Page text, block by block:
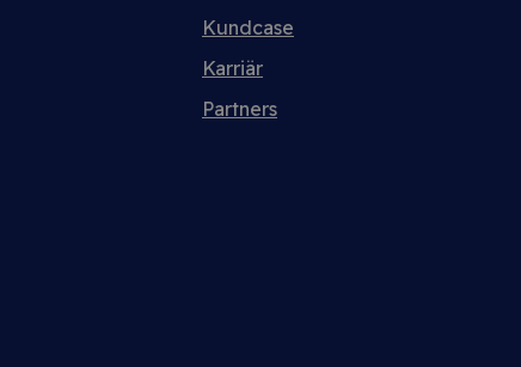
Kundcase
Karriär
Partners